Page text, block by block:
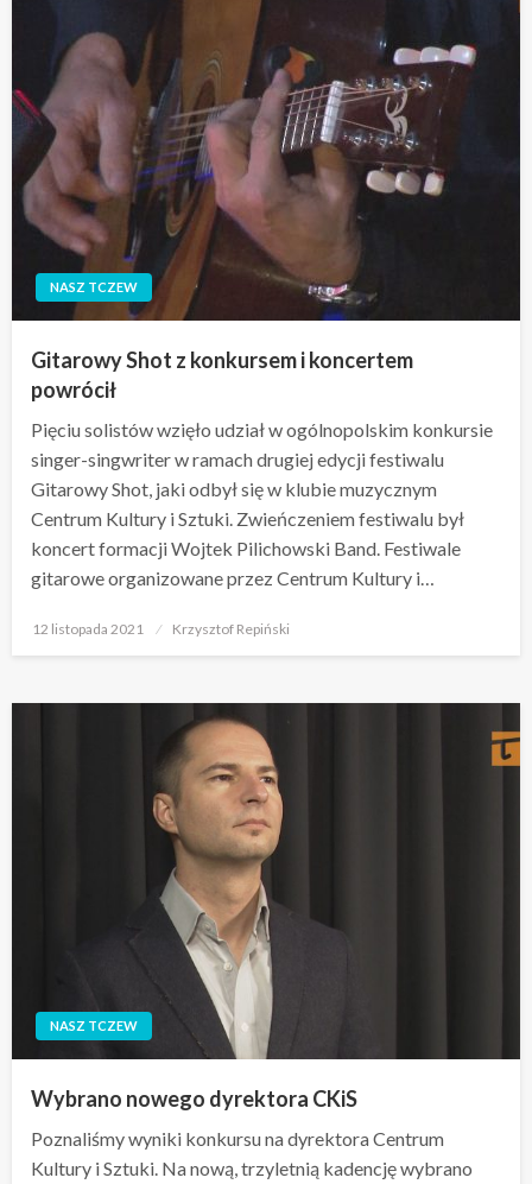
NASZ TCZEW
Gitarowy Shot z konkursem i koncertem
powrócił
Pięciu solistów wzięło udział w ogólnopolskim konkursie
singer-singwriter w ramach drugiej edycji festiwalu
Gitarowy Shot, jaki odbył się w klubie muzycznym
Centrum Kultury i Sztuki. Zwieńczeniem festiwalu był
koncert formacji Wojtek Pilichowski Band. Festiwale
gitarowe organizowane przez Centrum Kultury i…
Opublikowane
12 listopada 2021 Krzysztof Repiński
NASZ TCZEW
Wybrano nowego dyrektora CKiS
Poznaliśmy wyniki konkursu na dyrektora Centrum
Kultury i Sztuki. Na nową, trzyletnią kadencję wybrano